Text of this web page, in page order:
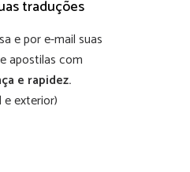
traduções
e por e-mail suas
apostilas com
e rapidez.
e exterior)